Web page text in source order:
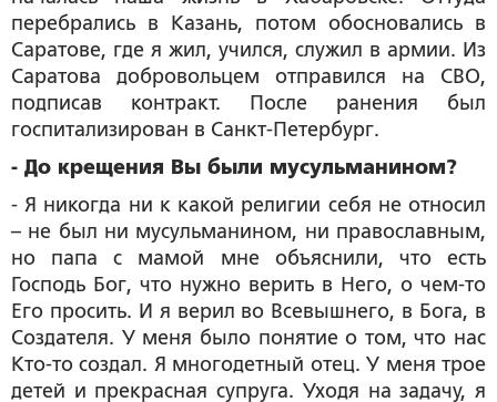
перебрались в Казань, потом обосновались в
Саратове, где я жил, учился, служил в армии. Из
Саратова добровольцем отправился на СВО,
подписав контракт. После ранения был
госпитализирован в Санкт-Петербург.
- До крещения Вы были мусульманином?
- Я никогда ни к какой религии себя не относил
– не был ни мусульманином, ни православным,
но папа с мамой мне объяснили, что есть
Господь Бог, что нужно верить в Него, о чем-то
Его просить. И я верил во Всевышнего, в Бога, в
Создателя. У меня было понятие о том, что нас
Кто-то создал. Я многодетный отец. У меня трое
детей и прекрасная супруга. Уходя на задачу, я